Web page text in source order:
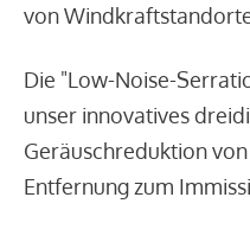
von
Die "Low-Noise-
unser innovatives
Geräuschreduktion
Entfernung zum